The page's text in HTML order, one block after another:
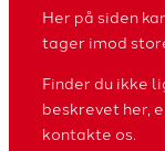
Her på siden
tager imod
Finder du ikke
beskrevet her,
kontakte os.